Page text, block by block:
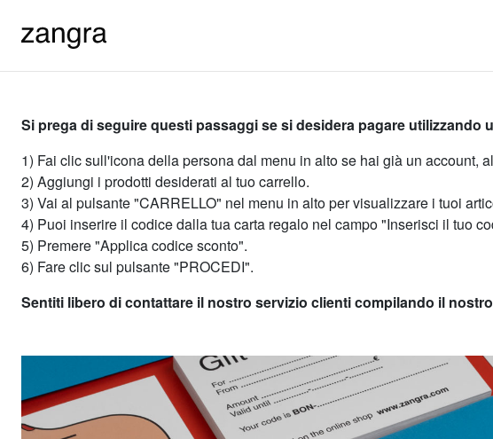
Si prega di seguire questi passaggi se si desidera pagare utilizzando
1) Fai clic sull'icona della persona dal menu in alto se hai già un account,
2) Aggiungi i prodotti desiderati al tuo carrello.
3) Vai al pulsante "CARRELLO" nel menu in alto per visualizzare i tuoi
4) Puoi inserire il codice dalla tua carta regalo nel campo "Inserisci il tuo
5) Premere "Applica codice sconto".
6) Fare clic sul pulsante "PROCEDI".
Sentiti libero di contattare il nostro servizio clienti compilando il nostro